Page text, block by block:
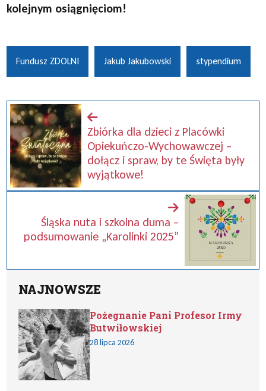
kolejnym osiągnięciom!
Fundusz ZDOLNI Jakub Jakubowski stypendium
Zbiórka dla dzieci z Placówki
Opiekuńczo-Wychowawczej –
dołącz i spraw, by te Święta były
wyjątkowe!
Śląska nuta i szkolna duma –
podsumowanie „Karolinki 2025”
NAJNOWSZE
Pożegnanie Pani Profesor Irmy
Butwiłowskiej
28 lipca 2026